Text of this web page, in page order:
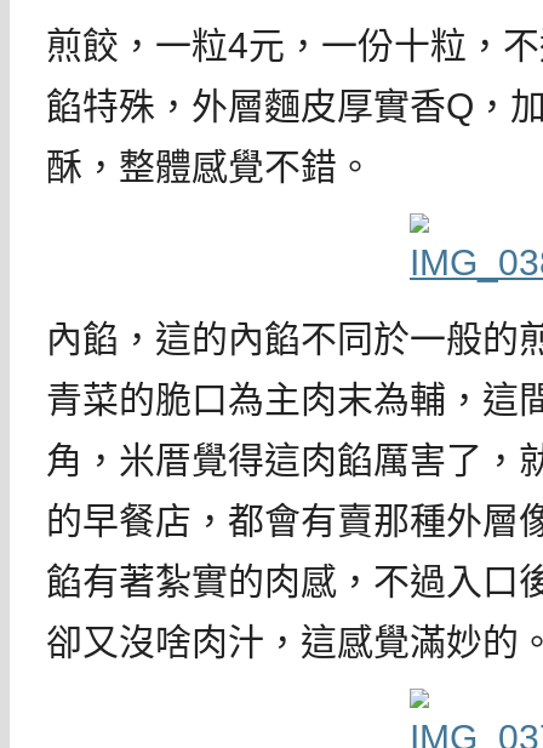
煎餃，一粒4元，一份十粒，
餡特殊，外層麵皮厚實香Q，
酥，整體感覺不錯。
內餡，這的內餡不同於一般的
青菜的脆口為主肉末為輔，這
角，米厝覺得這肉餡厲害了，
的早餐店，都會有賣那種外層
餡有著紮實的肉感，不過入口
卻又沒啥肉汁，這感覺滿妙的